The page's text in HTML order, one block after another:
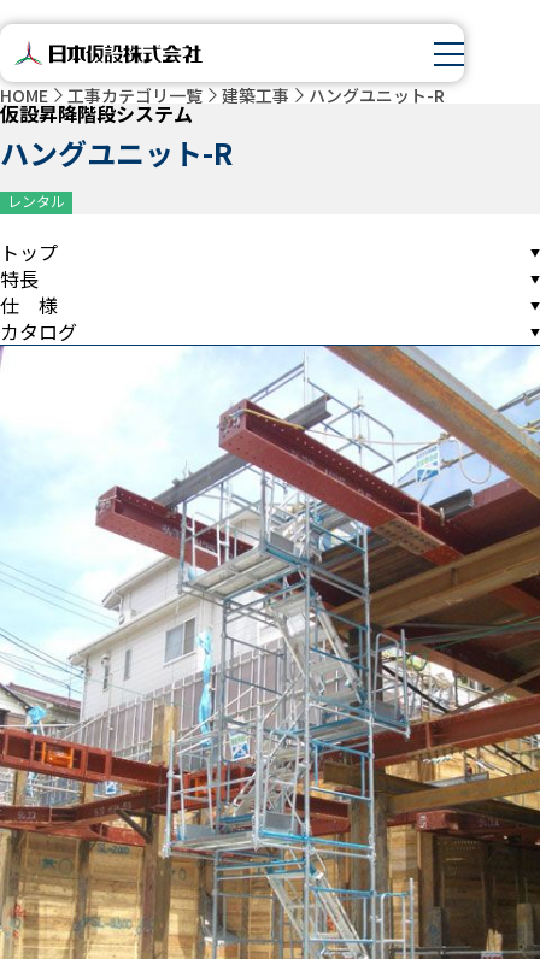
HOME 工事カテゴリ一覧 建築工事 ハングユニット-R
仮設昇降階段システム
ハングユニット-R
レンタル
トップ
特長
仕 様
カタログ